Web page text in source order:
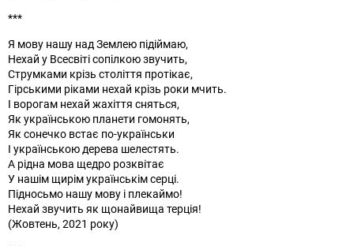
***
Я мову нашу над Землею підіймаю,
Нехай у Всесвіті сопілкою звучить,
Струмками крізь століття протікає,
Гірськими ріками нехай крізь роки мчить.
І ворогам нехай жахіття сняться,
Як українською планети гомонять,
Як сонечко встає по-українськи
І українською дерева шелестять.
А рідна мова щедро розквітає
У нашім щирім українськім серці.
Підносьмо нашу мову і плекаймо!
Нехай звучить як щонайвища терція!
(Жовтень, 2021 року)